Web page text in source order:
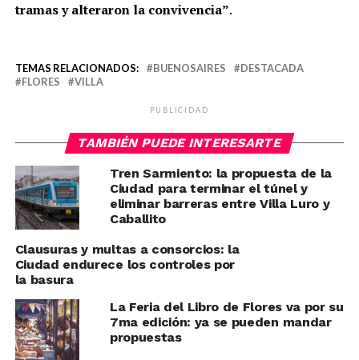
tramas y alteraron la convivencia”.
TEMAS RELACIONADOS: BUENOSAIRES
DESTACADA
FLORES
VILLA
PUBLICIDAD
TAMBIÉN PUEDE INTERESARTE
Tren Sarmiento: la propuesta de la
Ciudad para terminar el túnel y
eliminar barreras entre Villa Luro y
Caballito
Clausuras y multas a consorcios: la
Ciudad endurece los controles por
la basura
La Feria del Libro de Flores va por su
7ma edición: ya se pueden mandar
propuestas